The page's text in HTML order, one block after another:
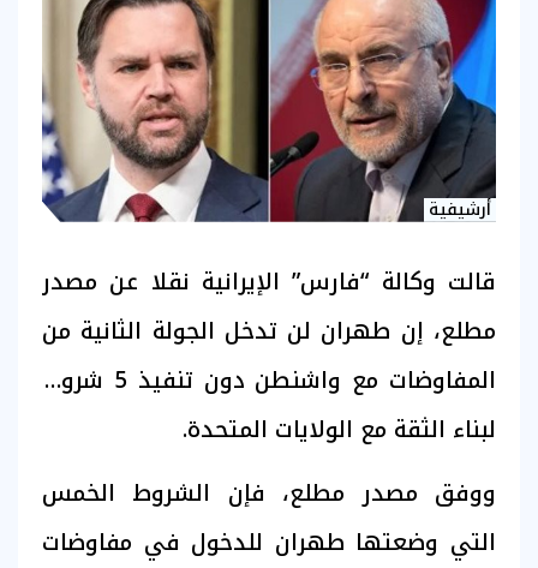
أرشيفية
قالت وكالة “فارس” الإيرانية نقلا عن مصدر
مطلع، إن طهران لن تدخل الجولة الثانية من
المفاوضات مع واشنطن دون تنفيذ 5 شروط
لبناء الثقة مع الولايات المتحدة.
ووفق مصدر مطلع، فإن الشروط الخمس
التي وضعتها طهران للدخول في مفاوضات